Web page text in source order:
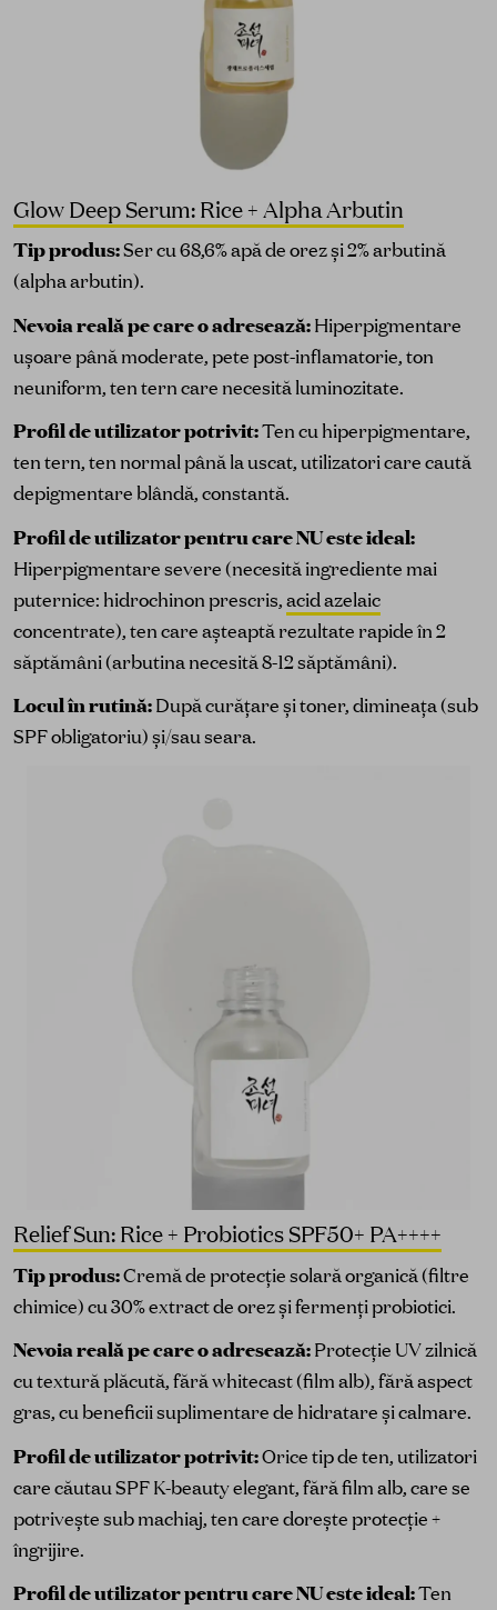
Glow Deep Serum: Rice + Alpha Arbutin
Tip produs:Ser cu 68,6% apă de orez și 2% arbutină
(alpha arbutin).
Nevoia reală pe care o adresează:Hiperpigmentare
ușoare până moderate, pete post-inflamatorie, ton
neuniform, ten tern care necesită luminozitate.
Profil de utilizator potrivit:Ten cu hiperpigmentare,
ten tern, ten normal până la uscat, utilizatori care caută
depigmentare blândă, constantă.
Profil de utilizator pentru care NU este ideal:
Hiperpigmentare severe (necesită ingrediente mai
puternice: hidrochinon prescris,acid azelaic
concentrate), ten care așteaptă rezultate rapide în 2
săptămâni (arbutina necesită 8-12 săptămâni).
Locul în rutină:După curățare și toner, dimineața (sub
SPF obligatoriu) și/sau seara.
Relief Sun: Rice + Probiotics SPF50+ PA++++
Tip produs:Cremă de protecție solară organică (filtre
chimice) cu 30% extract de orez și fermenți probiotici.
Nevoia reală pe care o adresează:Protecție UV zilnică
cu textură plăcută, fără whitecast (film alb), fără aspect
gras, cu beneficii suplimentare de hidratare și calmare.
Profil de utilizator potrivit:Orice tip de ten, utilizatori
care căutau SPF K-beauty elegant, fără film alb, care se
potrivește sub machiaj, ten care dorește protecție +
îngrijire.
Profil de utilizator pentru care NU este ideal:Ten